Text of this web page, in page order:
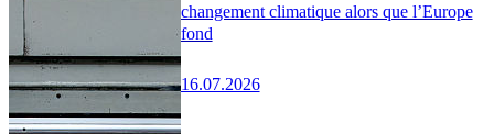
changement climatique alors que l’Europe
fond
16.07.2026